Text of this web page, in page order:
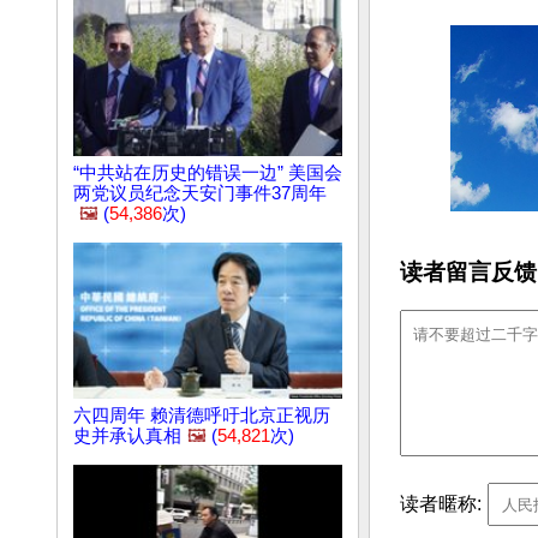
“中共站在历史的错误一边” 美国会
两党议员纪念天安门事件37周年
🖼️ (54,386次)
六四周年 赖清德呼吁北京正视历
史并承认真相 🖼️ (54,821次)
读者留言反
读者暱称: